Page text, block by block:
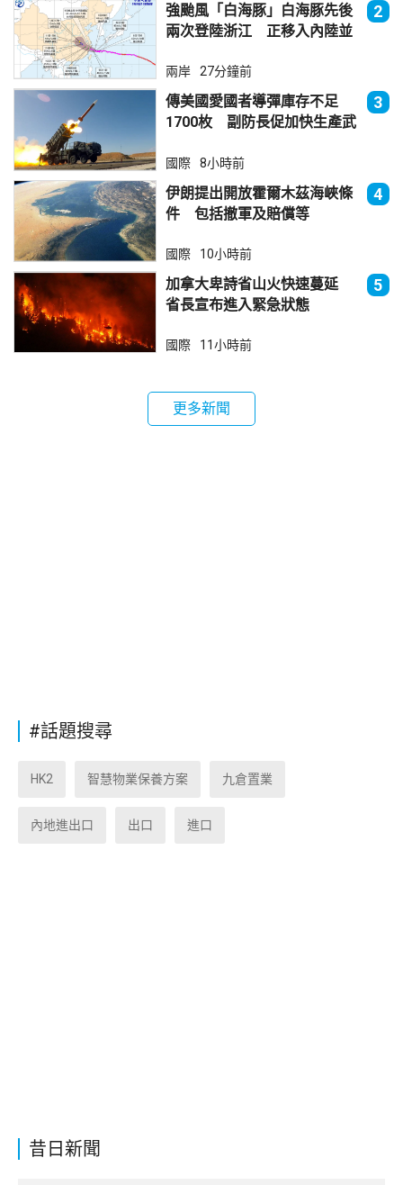
昔日新聞
強颱風「白海豚」白海豚先後
兩次登陸浙江 正移入內陸並
2
兩岸 27分鐘前
傳美國愛國者導彈庫存不足
1700枚 副防長促加快生產武
3
國際 8小時前
伊朗提出開放霍爾木茲海峽條
件 包括撤軍及賠償等
4
國際 10小時前
加拿大卑詩省山火快速蔓延
省長宣布進入緊急狀態
5
國際 11小時前
更多新聞
#話題搜尋
HK2 智慧物業保養方案 九倉置業
內地進出口 出口 進口